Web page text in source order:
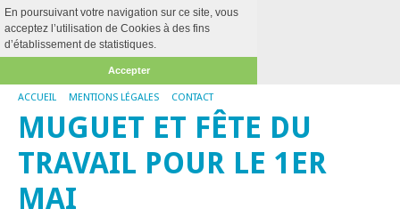
En poursuivant votre navigation sur ce site, vous
acceptez l’utilisation de Cookies à des fins
d’établissement de statistiques.
Accepter
ACCUEIL MENTIONS LÉGALES CONTACT
MUGUET ET FÊTE DU
TRAVAIL POUR LE 1ER
MAI